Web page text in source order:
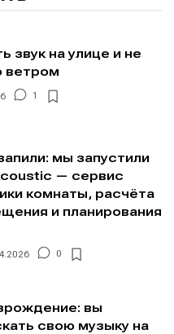
звук на улице и не
ветром
1
мы запустили
— сервис
комнаты, расчёта
и планирования
0
вы
свою музыку на